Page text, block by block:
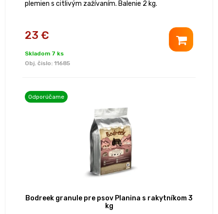
plemien s citlivým zažívaním. Balenie 2 kg.
23 €
Skladom 7 ks
Obj. čislo: 11685
Odporúčame
Bodreek granule pre psov Planina s rakytníkom 3
kg